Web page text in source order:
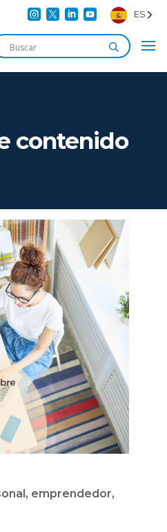
    ES
contenido
emprendedor,